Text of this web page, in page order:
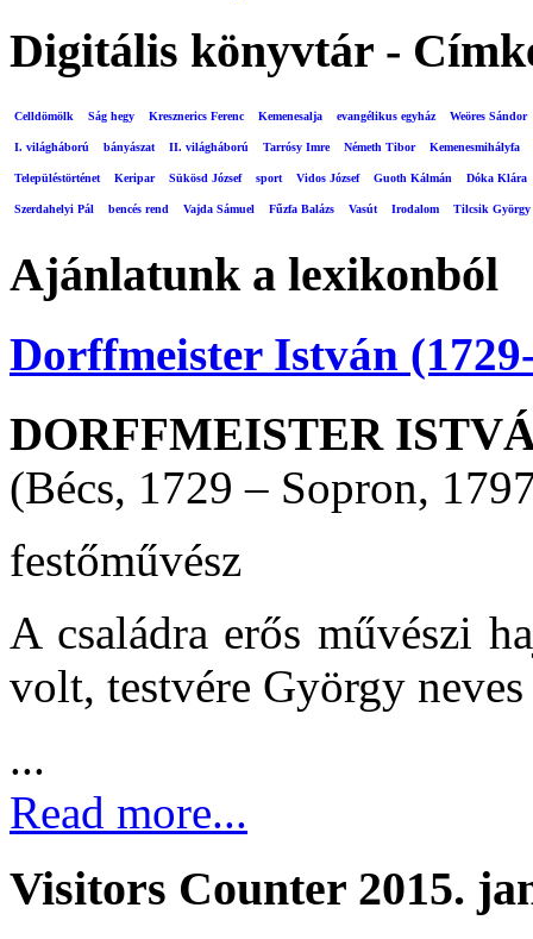
Digitális könyvtár -
Celldömölk Ság hegy Kresznerics Ferenc Kemenesalja evangélikus egyház Weöres Sándor
I. világháború bányászat II. világháború Tarrósy Imre Németh Tibor Kemenesmihályfa
Településtörténet Keripar Sükösd József sport Vidos József Guoth Kálmán Dóka Klára
Szerdahelyi Pál bencés rend Vajda Sámuel Fűzfa Balázs Vasút Irodalom Tilcsik György
Ajánlatunk a lexikonból
Dorffmeister István
DORFFMEISTER
(Bécs, 1729 – Sopron,
festőművész
A családra erős művészi
volt, testvére György neves
...
Read more...
Visitors Counter 2015.